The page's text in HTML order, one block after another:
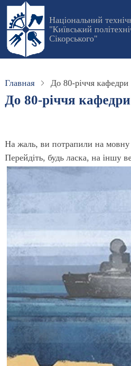
Перейти
основному
содержанию
Національний
"Київський
Сікорського"
Главная До 80-річчя
До 80-річчя
На жаль, ви потрапили на мовну
Перейдіть, будь ласка, на іншу